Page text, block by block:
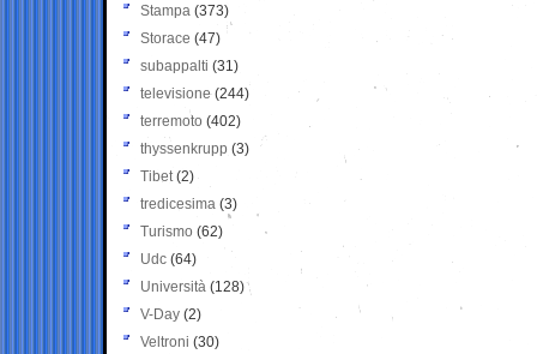
Stampa (373)
Storace (47)
subappalti (31)
televisione(244)
terremoto (402)
thyssenkrupp (3)
Tibet(2)
tredicesima (3)
Turismo (62)
Udc (64)
Università (128)
V-Day (2)
Veltroni (30)